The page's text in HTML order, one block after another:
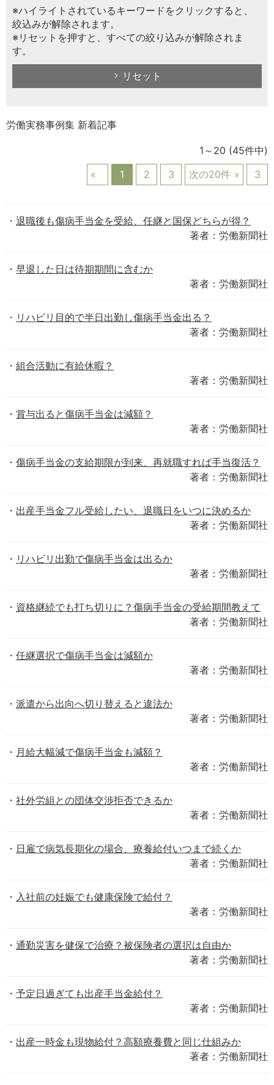
※ハイライトされているキーワードをクリックすると、
絞込みが解除されます。
※リセットを押すと、すべての絞り込みが解除されま
す。
リセット
労働実務事例集 新着記事
1～20 (45件中)
1
2 3 次の20件 3
退職後も傷病手当金を受給、任継と国保どちらが得？
著者：労働新聞社
早退した日は待期期間に含むか
著者：労働新聞社
リハビリ目的で半日出勤し傷病手当金出る？
著者：労働新聞社
組合活動に有給休暇？
著者：労働新聞社
賞与出ると傷病手当金は減額？
著者：労働新聞社
傷病手当金の支給期限が到来、再就職すれば手当復活？
著者：労働新聞社
出産手当金フル受給したい、退職日をいつに決めるか
著者：労働新聞社
リハビリ出勤で傷病手当金は出るか
著者：労働新聞社
資格継続でも打ち切りに？傷病手当金の受給期間教えて
著者：労働新聞社
任継選択で傷病手当金は減額か
著者：労働新聞社
派遣から出向へ切り替えると違法か
著者：労働新聞社
月給大幅減で傷病手当金も減額？
著者：労働新聞社
社外労組との団体交渉拒否できるか
著者：労働新聞社
日雇で病気長期化の場合、療養給付いつまで続くか
著者：労働新聞社
入社前の妊娠でも健康保険で給付？
著者：労働新聞社
通勤災害を健保で治療？被保険者の選択は自由か
著者：労働新聞社
予定日過ぎても出産手当金給付？
著者：労働新聞社
出産一時金も現物給付？高額療養費と同じ仕組みか
著者：労働新聞社